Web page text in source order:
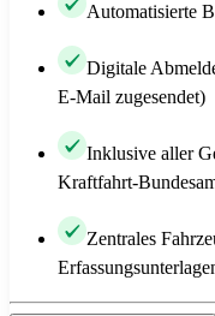
Automatisierte
Digitale
E-Mail zugesendet)
Inklusive aller
Kraftfahrt-
Zentrales